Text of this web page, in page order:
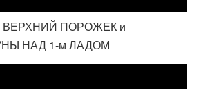
ВЕРХНИЙ ПОРОЖЕК и
НАД 1-м ЛАДОМ